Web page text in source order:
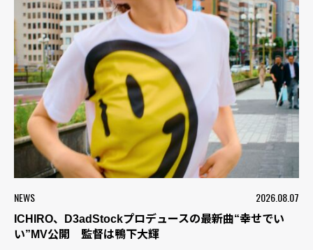
NEWS 2026.08.07
ICHIRO、D3adStockプロデュースの最新曲“幸せでい
い”MV公開 監督は鴨下大輝